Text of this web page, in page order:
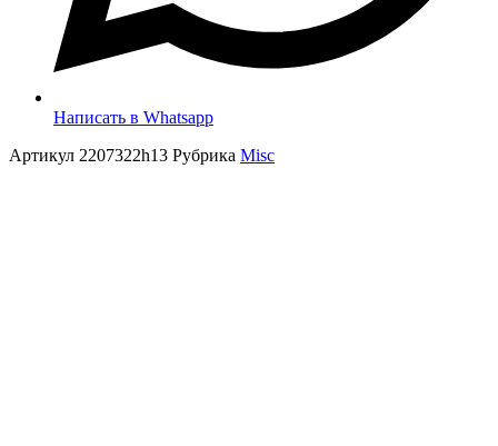
Написать в Whatsapp
Артикул 2207322h13 Рубрика Misc